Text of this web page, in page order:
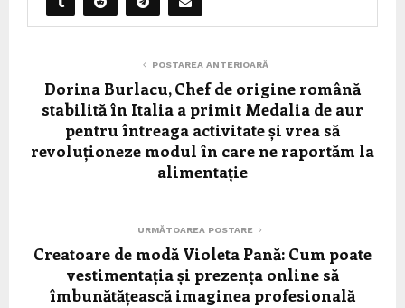
POSTAREA ANTERIOARĂ
Dorina Burlacu, Chef de origine română
stabilită în Italia a primit Medalia de aur
pentru întreaga activitate și vrea să
revoluționeze modul în care ne raportăm la
alimentație
URMĂTOAREA POSTARE
Creatoare de modă Violeta Pană: Cum poate
vestimentația și prezența online să
îmbunătățească imaginea profesională